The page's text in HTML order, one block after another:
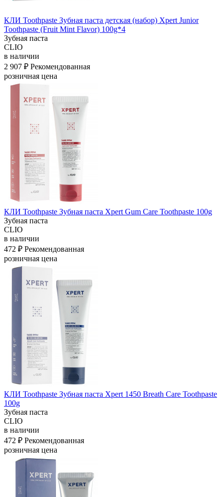
КЛИ Toothpaste Зубная паста детская (набор) Xpert Junior
Toothpaste (Fruit Mint Flavor) 100g*4
Зубная паста
CLIO
в наличии
2 907 ₽ Рекомендованная
розничная цена
КЛИ Toothpaste Зубная паста Xpert Gum Care Toothpaste 100g
Зубная паста
CLIO
в наличии
472 ₽ Рекомендованная
розничная цена
КЛИ Toothpaste Зубная паста Xpert 1450 Breath Care Toothpaste
100g
Зубная паста
CLIO
в наличии
472 ₽ Рекомендованная
розничная цена